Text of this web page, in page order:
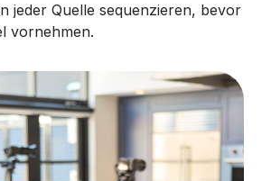
jeder Quelle sequenzieren, bevor
vornehmen.